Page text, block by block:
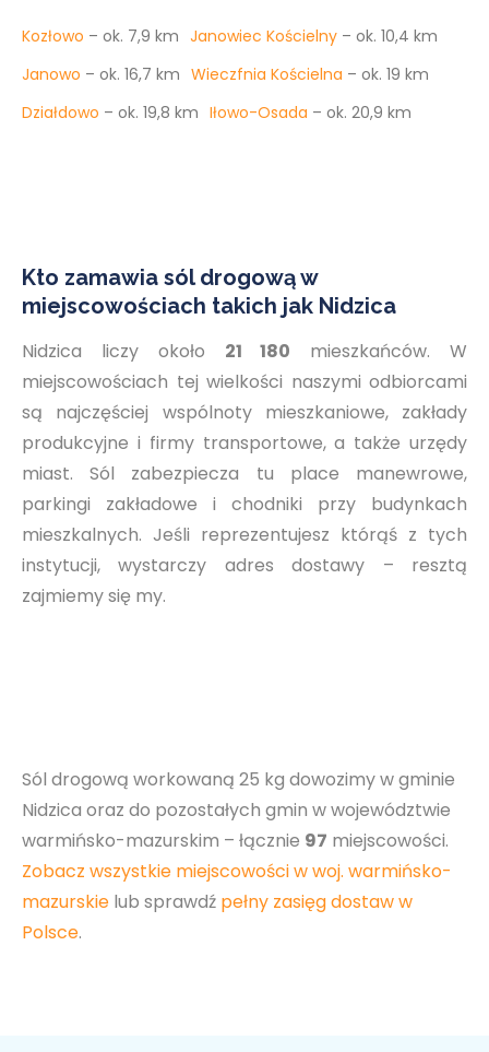
Kozłowo – ok. 7,9 km Janowiec Kościelny – ok. 10,4 km
Janowo – ok. 16,7 km Wieczfnia Kościelna – ok. 19 km
Działdowo – ok. 19,8 km Iłowo-Osada – ok. 20,9 km
Kto zamawia sól drogową w
miejscowościach takich jak Nidzica
Nidzica liczy około 21 180 mieszkańców. W
miejscowościach tej wielkości naszymi odbiorcami
są najczęściej wspólnoty mieszkaniowe, zakłady
produkcyjne i firmy transportowe, a także urzędy
miast. Sól zabezpiecza tu place manewrowe,
parkingi zakładowe i chodniki przy budynkach
mieszkalnych. Jeśli reprezentujesz którąś z tych
instytucji, wystarczy adres dostawy – resztą
zajmiemy się my.
Sól drogową workowaną 25 kg dowozimy w gminie
Nidzica oraz do pozostałych gmin w województwie
warmińsko-mazurskim – łącznie 97 miejscowości.
Zobacz wszystkie miejscowości w woj. warmińsko-
mazurskie lub sprawdź pełny zasięg dostaw w
Polsce.